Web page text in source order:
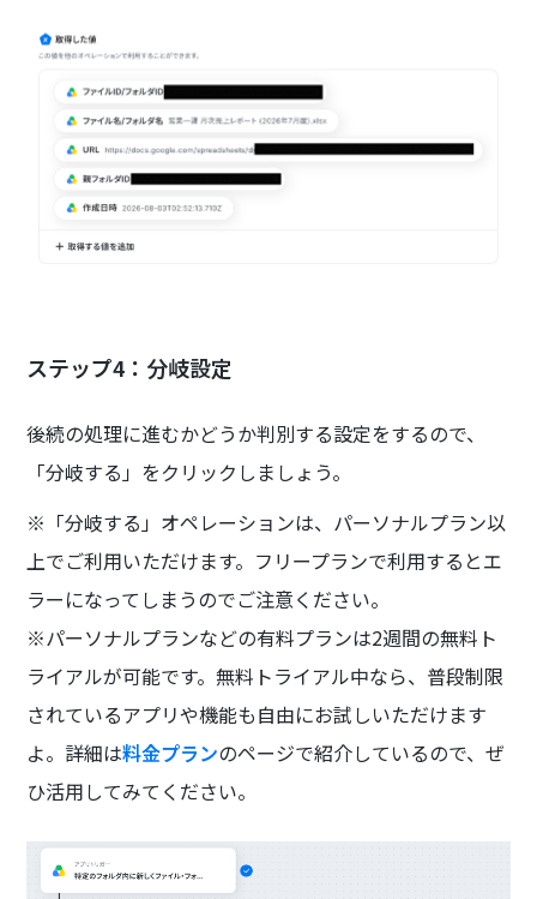
ステップ4：分岐設定
後続の処理に進むかどうか判別する設定をするので、
「分岐する」をクリックしましょう。
※「分岐する」オペレーションは、パーソナルプラン以
上でご利用いただけます。フリープランで利用するとエ
ラーになってしまうのでご注意ください。
※パーソナルプランなどの有料プランは2週間の無料ト
ライアルが可能です。無料トライアル中なら、普段制限
されているアプリや機能も自由にお試しいただけます
よ。詳細は料金プランのページで紹介しているので、ぜ
ひ活用してみてください。